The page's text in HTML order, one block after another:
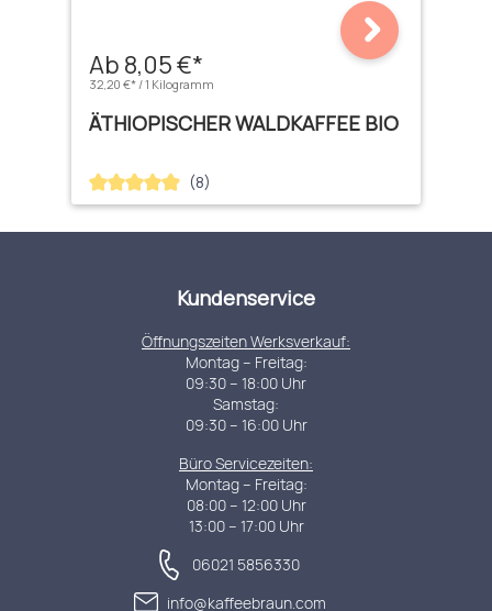
Ab 8,05 €*
32,20 €* / 1 Kilogramm
ÄTHIOPISCHER WALDKAFFEE BIO
Durchschnittliche Bewertung von 4.88 von 5 Sternen
(8)
Kundenservice
Öffnungszeiten Werksverkauf:
Montag – Freitag:
09:30 – 18:00 Uhr
Samstag:
09:30 – 16:00 Uhr
Büro Servicezeiten:
Montag – Freitag:
08:00 – 12:00 Uhr
13:00 – 17:00 Uhr
06021 5856330
info@kaffeebraun.com